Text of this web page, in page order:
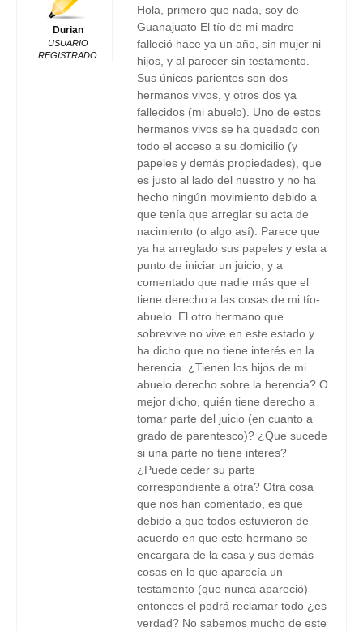
Durian
USUARIO
REGISTRADO
Hola, primero que nada, soy de
Guanajuato El tío de mi madre
falleció hace ya un año, sin mujer ni
hijos, y al parecer sin testamento.
Sus únicos parientes son dos
hermanos vivos, y otros dos ya
fallecidos (mi abuelo). Uno de estos
hermanos vivos se ha quedado con
todo el acceso a su domicilio (y
papeles y demás propiedades), que
es justo al lado del nuestro y no ha
hecho ningún movimiento debido a
que tenía que arreglar su acta de
nacimiento (o algo así). Parece que
ya ha arreglado sus papeles y esta a
punto de iniciar un juicio, y a
comentado que nadie más que el
tiene derecho a las cosas de mi tío-
abuelo. El otro hermano que
sobrevive no vive en este estado y
ha dicho que no tiene interés en la
herencia. ¿Tienen los hijos de mi
abuelo derecho sobre la herencia? O
mejor dicho, quién tiene derecho a
tomar parte del juicio (en cuanto a
grado de parentesco)? ¿Que sucede
si una parte no tiene interes?
¿Puede ceder su parte
correspondiente a otra? Otra cosa
que nos han comentado, es que
debido a que todos estuvieron de
acuerdo en que este hermano se
encargara de la casa y sus demás
cosas en lo que aparecía un
testamento (que nunca apareció)
entonces el podrá reclamar todo ¿es
verdad? No sabemos mucho de este